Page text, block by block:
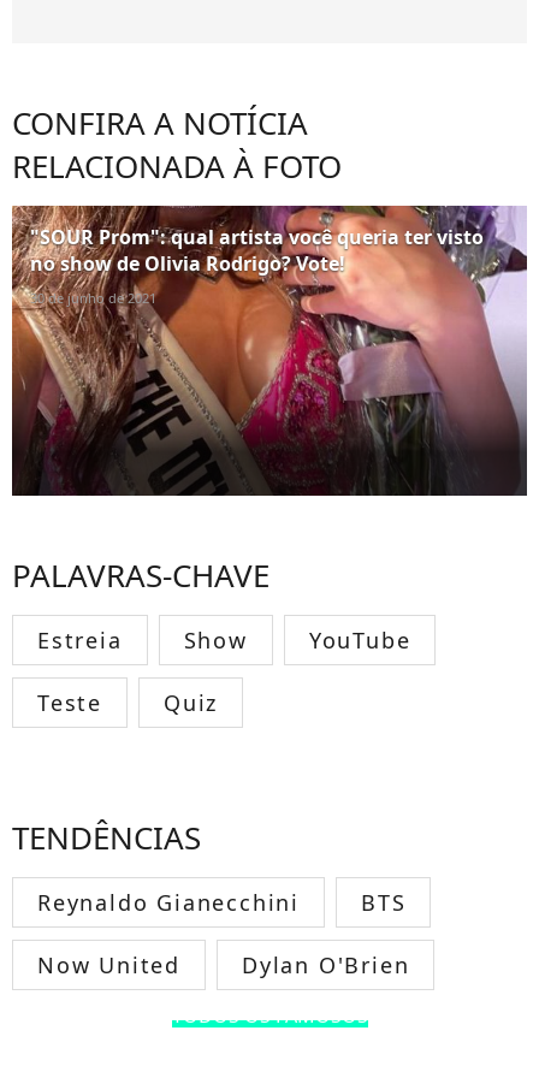
CONFIRA A NOTÍCIA
RELACIONADA À FOTO
"SOUR Prom": qual artista você queria ter visto
no show de Olivia Rodrigo? Vote!
30 de junho de 2021
PALAVRAS-CHAVE
Estreia Show YouTube
Teste Quiz
TENDÊNCIAS
Reynaldo Gianecchini BTS
Now United Dylan O'Brien
TODOS OS FAMOSOS